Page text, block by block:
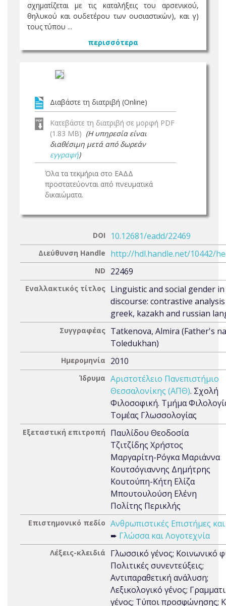
σχηματίζεται με τις καταλήξεις του αρσενικού,
θηλυκού και ουδετέρου των ουσιαστικών), και γ)
τους τύπου ...
περισσότερα
Διαβάστε τη διατριβή (Online)
Κατεβάστε τη διατριβή σε μορφή PDF
(1.83 MB) (Η υπηρεσία είναι
διαθέσιμη μετά από δωρεάν
εγγραφή)
Όλα τα τεκμήρια στο ΕΑΔΔ
προστατεύονται από πνευματικά
δικαιώματα.
DOI 10.12681/eadd/22469
Διεύθυνση Handle http://hdl.handle.net/10442/
ND 22469
Εναλλακτικός τίτλος Linguistic and social gender
discourse: contrastive
greek, kazakh and russian
Συγγραφέας Tatkenova, Almira (Father's
Toledukhan)
Ημερομηνία 2010
Ίδρυμα Αριστοτέλειο Πανεπιστήμιο
Θεσσαλονίκης (ΑΠΘ). Σχολή
Φιλοσοφική. Τμήμα
Τομέας Γλωσσολογίας
Εξεταστική επιτροπή
Παυλίδου Θεοδοσία
Τζιτζίδης Χρήστος
Μαργαρίτη-Ρόγκα Μαριάννα
Κουτσόγιαννης Δημήτρης
Κουτούπη-Κήτη Ελίζα
Μπουτουλούση Ελένη
Πολίτης Περικλής
Επιστημονικό πεδίο Ανθρωπιστικές Επιστήμες
➨ Γλώσσα και Λογοτεχνία
Λέξεις-κλειδιά
Γλωσσικό γένος; Κοινωνικό
Πολιτικές συνεντεύξεις;
Αντιπαραθετική ανάλυση;
Λεξικολογικό γένος;
γένος; Τύποι προσφώνησης;